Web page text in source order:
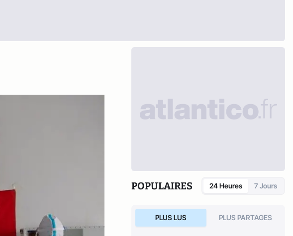
POPULAIRES 24 Heures 7 Jours
PLUS LUS PLUS PARTAGES